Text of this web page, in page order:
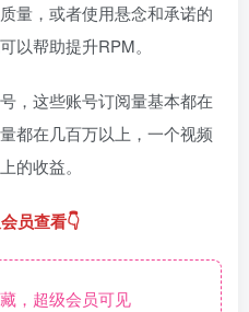
量，或者使用悬念和承诺的
以帮助提升RPM。
，这些账号订阅量基本都在
都在几百万以上，一个视频
的收益。
员查看👇
，超级会员可见